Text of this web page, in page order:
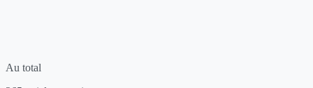
Au total